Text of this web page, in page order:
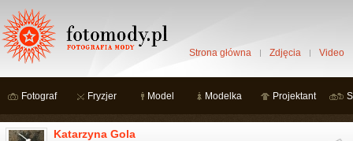
Strona główna Zdjęcia Video
Fotograf Fryzjer Model Modelka Projektant
Katarzyna Gola